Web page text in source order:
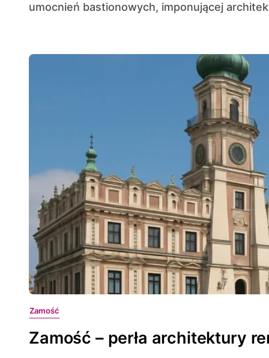
umocnień bastionowych, imponującej
Zamość
Zamość – perła architektury